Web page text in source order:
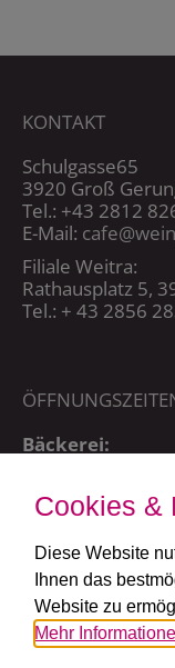
KONTAKT
Schulgasse65
3920 Groß
Tel.: +43 2812
E-Mail:
Filiale Weitra:
Rathausplatz 5,
Tel.: + 43 2856
Bäckerei:
Café:
täglich ab 7:30
Bäckerei und
Cookies &
Diese Website
Ihnen das
Website zu
Mehr